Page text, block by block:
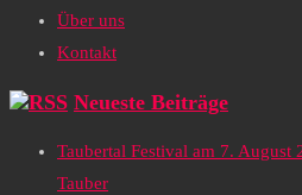
Über uns
Kontakt
Neueste Beiträge
Taubertal Festival am 7. August
Tauber